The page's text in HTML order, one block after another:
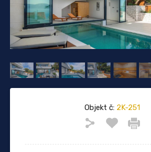
Objekt č:2K-251